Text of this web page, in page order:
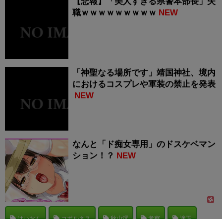
職ｗｗｗｗｗｗｗｗｗ NEW
「神聖なる場所です」靖国神社、境内
におけるコスプレや軍装の禁止を発表
NEW
なんと「ド痴女専用」のドスケベマン
ション！？ NEW